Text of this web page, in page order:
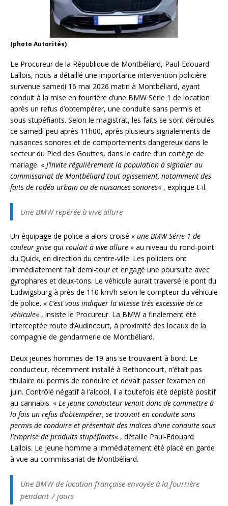
(photo Autorités)
Le Procureur de la République de Montbéliard, Paul-Edouard
Lallois, nous a détaillé une importante intervention policière
survenue samedi 16 mai 2026 matin à Montbéliard, ayant
conduit à la mise en fourrière d’une BMW Série 1 de location
après un refus d’obtempérer, une conduite sans permis et
sous stupéfiants. Selon le magistrat, les faits se sont déroulés
ce samedi peu après 11h00, après plusieurs signalements de
nuisances sonores et de comportements dangereux dans le
secteur du Pied des Gouttes, dans le cadre d’un cortège de
mariage. « J’invite régulièrement la population à signaler au
commissariat de Montbéliard tout agissement, notamment des
faits de rodéo urbain ou de nuisances sonores« , explique-t-il.
Une BMW repérée à vive allure
Un équipage de police a alors croisé « une BMW Série 1 de
couleur grise qui roulait à vive allure » au niveau du rond-point
du Quick, en direction du centre-ville. Les policiers ont
immédiatement fait demi-tour et engagé une poursuite avec
gyrophares et deux-tons. Le véhicule aurait traversé le pont du
Ludwigsburg à près de 110 km/h selon le compteur du véhicule
de police. « C’est vous indiquer la vitesse très excessive de ce
véhicule« , insiste le Procureur. La BMW a finalement été
interceptée route d’Audincourt, à proximité des locaux de la
compagnie de gendarmerie de Montbéliard.
Deux jeunes hommes de 19 ans se trouvaient à bord. Le
conducteur, récemment installé à Bethoncourt, n’était pas
titulaire du permis de conduire et devait passer l’examen en
juin. Contrôlé négatif à l’alcool, il a toutefois été dépisté positif
au cannabis. « Le jeune conducteur venait donc de commettre à
la fois un refus d’obtempérer, se trouvait en conduite sans
permis de conduire et présentait des indices d’une conduite sous
l’emprise de produits stupéfiants« , détaille Paul-Edouard
Lallois. Le jeune homme a immédiatement été placé en garde
à vue au commissariat de Montbéliard.
Une BMW de location française envoyée à la fourrière
pendant 7 jours